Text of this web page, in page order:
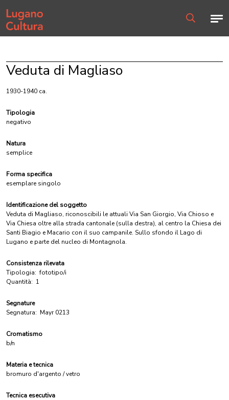
Home page
Veduta di Magliaso
1930-1940 ca.
Tipologia
negativo
Natura
semplice
Forma specifica
esemplare singolo
Identificazione del soggetto
Veduta di Magliaso, riconoscibili le attuali Via San Giorgio, Via Chioso e
Via Chiesa oltre alla strada cantonale (sulla destra), al centro la Chiesa dei
Santi Biagio e Macario con il suo campanile. Sullo sfondo il Lago di
Lugano e parte del nucleo di Montagnola.
Consistenza rilevata
Tipologia: fototipo/i
Quantità: 1
Segnature
Segnatura: Mayr 0213
Cromatismo
b/n
Materia e tecnica
bromuro d'argento / vetro
Tecnica esecutiva